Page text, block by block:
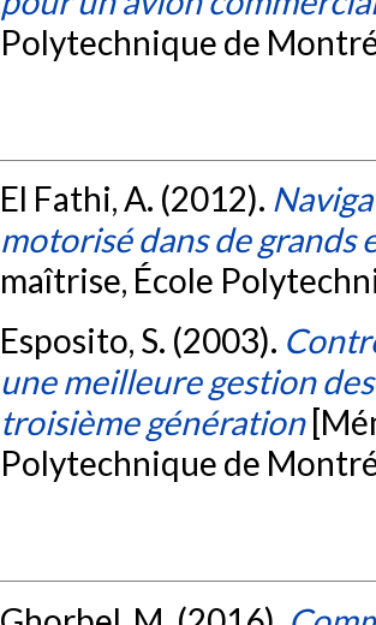
Polytechnique de
El Fathi, A. (2012).
motorisé dans de grands
maîtrise, École
Esposito, S. (2003).
une meilleure gestion
troisième génération
Polytechnique de